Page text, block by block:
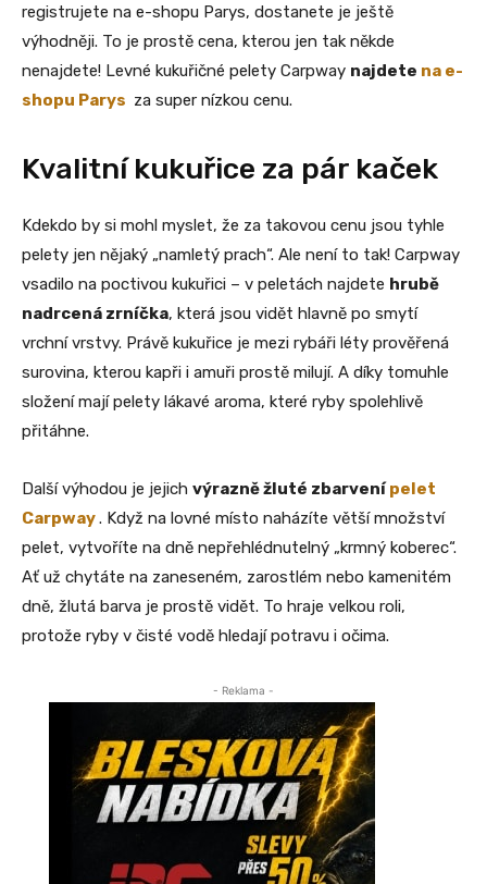
registrujete na e-shopu Parys, dostanete je ještě
výhodněji. To je prostě cena, kterou jen tak někde
nenajdete! Levné kukuřičné pelety Carpway najdete na e-
shopu Parys za super nízkou cenu.
Kvalitní kukuřice za pár kaček
Kdekdo by si mohl myslet, že za takovou cenu jsou tyhle
pelety jen nějaký „namletý prach“. Ale není to tak! Carpway
vsadilo na poctivou kukuřici – v peletách najdete hrubě
nadrcená zrníčka, která jsou vidět hlavně po smytí
vrchní vrstvy. Právě kukuřice je mezi rybáři léty prověřená
surovina, kterou kapři i amuři prostě milují. A díky tomuhle
složení mají pelety lákavé aroma, které ryby spolehlivě
přitáhne.
Další výhodou je jejich výrazně žluté zbarvenípelet
Carpway. Když na lovné místo naházíte větší množství
pelet, vytvoříte na dně nepřehlédnutelný „krmný koberec“.
Ať už chytáte na zaneseném, zarostlém nebo kamenitém
dně, žlutá barva je prostě vidět. To hraje velkou roli,
protože ryby v čisté vodě hledají potravu i očima.
- Reklama -